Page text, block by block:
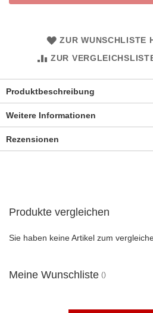
ZUR WUNSCHLISTE
ZUR
Produktbeschreibung
Weitere Informationen
Rezensionen
Produkte vergleichen
Sie haben keine Artikel zum
Meine Wunschliste